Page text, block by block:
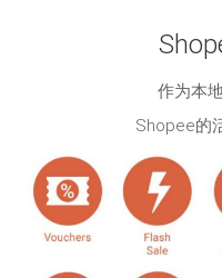
作为本
Shopee的